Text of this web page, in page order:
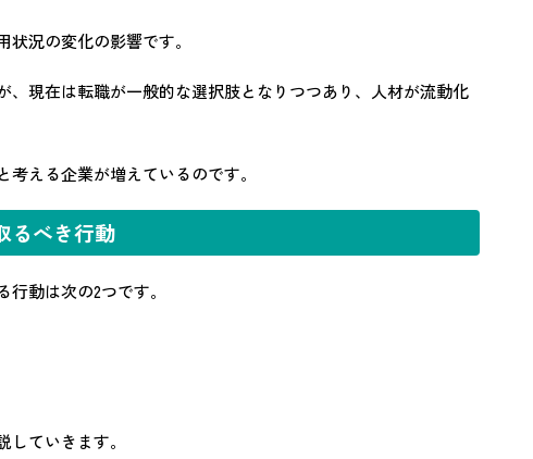
況の変化の影響です。
、現在は転職が一般的な選択肢となりつつあり、人材が流動化
える企業が増えているのです。
るべき行動
動は次の2つです。
ていきます。